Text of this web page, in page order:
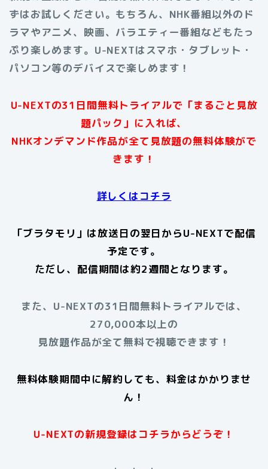
ずはお試しください。もちろん、NHK番組以外のド
ラマやアニメ、映画、バラエティー番組などもたっ
ぷり楽しめます。U-NEXTはスマホ・タブレット・
パソコン等のデバイスで楽しめます！
U-NEXTの31日間無料トライアルで「まるごと見放
題パック」に入れば、
NHKオンデマンド作品が全て見放題の無料体験がで
きます！
詳しくはコチラ
「ブラタモリ」は放送日の翌日からU-NEXTで配信
予定です。
ただし、配信期間は約2週間となります。
また、U-NEXTの31日間無料トライアルでは、
270,000本以上の
見放題作品が全て無料で視聴できます！
無料体験期間中に解約しても、料金はかかりませ
ん！
U-NEXTの新規登録はコチラからどうぞ！